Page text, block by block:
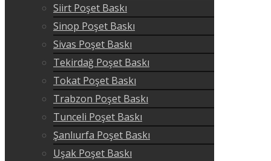
Siirt Poşet Baskı
Sinop Poşet Baskı
Sivas Poşet Baskı
Tekirdağ Poşet Baskı
Tokat Poşet Baskı
Trabzon Poşet Baskı
Tunceli Poşet Baskı
Şanlıurfa Poşet Baskı
Uşak Poşet Baskı